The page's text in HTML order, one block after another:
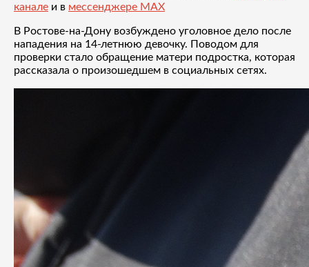
канале и в мессенджере MAX
В Ростове-на-Дону возбуждено уголовное дело после
нападения на 14-летнюю девочку. Поводом для
проверки стало обращение матери подростка, которая
рассказала о произошедшем в социальных сетях.